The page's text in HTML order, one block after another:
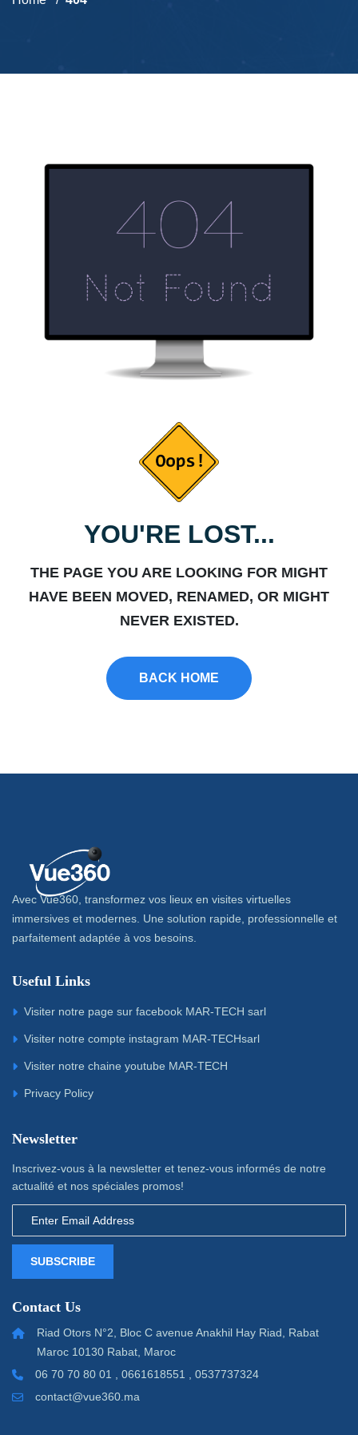
YOU'RE LOST...
THE PAGE YOU ARE LOOKING FOR MIGHT
HAVE BEEN MOVED, RENAMED, OR MIGHT
NEVER EXISTED.
BACK HOME
Avec Vue360, transformez vos lieux en visites virtuelles
immersives et modernes. Une solution rapide, professionnelle et
parfaitement adaptée à vos besoins.
Useful Links
Visiter notre page sur facebook MAR-TECH sarl
Visiter notre compte instagram MAR-TECHsarl
Visiter notre chaine youtube MAR-TECH
Privacy Policy
Newsletter
Inscrivez-vous à la newsletter et tenez-vous informés de notre
actualité et nos spéciales promos!
SUBSCRIBE
Contact Us
Riad Otors N°2, Bloc C avenue Anakhil Hay Riad, Rabat
Maroc 10130 Rabat, Maroc
06 70 70 80 01 , 0661618551 , 0537737324
contact@vue360.ma